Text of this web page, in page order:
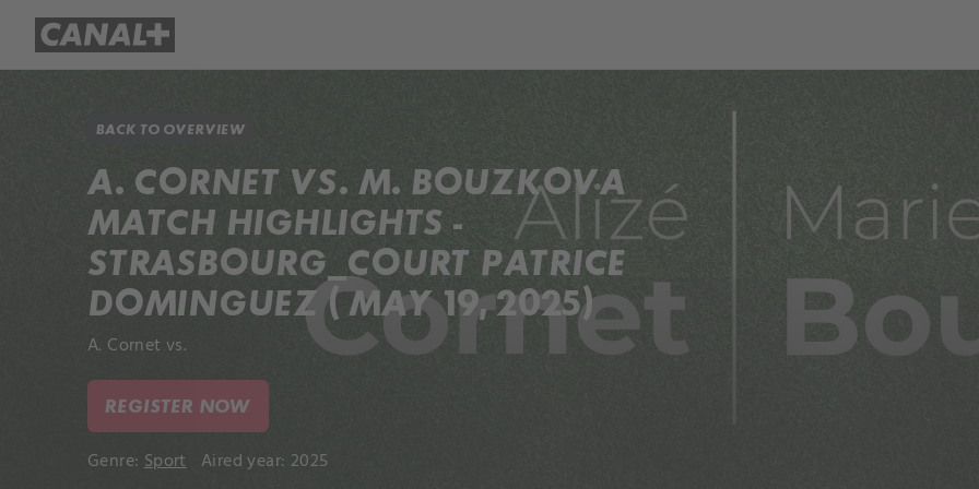
BACK TO OVERVIEW
A. CORNET VS. M. BOUZKOVA
MATCH HIGHLIGHTS -
STRASBOURG_COURT PATRICE
DOMINGUEZ ( MAY 19, 2025)
A. Cornet vs.
REGISTER NOW
Genre: Sport Aired year: 2025